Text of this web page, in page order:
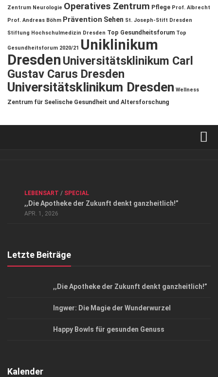
Zentrum Neurologie Operatives Zentrum Pflege Prof. Albrecht
Prof. Andreas Böhm Prävention Sehen St. Joseph-Stift Dresden
Stiftung Hochschulmedizin Dresden Top Gesundheitsforum Top
Gesundheitsforum 2020/21 Uniklinikum
DresdenUniversitätsklinikum Carl
Gustav Carus Dresden
Universitätsklinikum Dresden Wellness
Zentrum für Seelische Gesundheit und Altersforschung
Datenschutzerklärung
Top Magazin Dresden / Ostsachsen
LEBENSART / SPECIAL
,,Die Apotheke der Zukunft denkt ganzheitlich!”
APR. 1, 2026
Letzte Beiträge
,,Die Apotheke der Zukunft denkt ganzheitlich!”
Ingwer: Die Magie der Wunderwurzel
Happy Bowls für gesunden Genuss
Kalender